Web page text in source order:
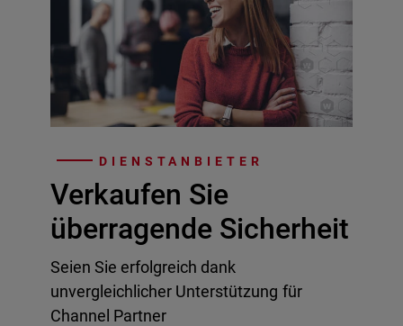
DIENSTANBIETER
Verkaufen Sie
überragende Sicherheit
Seien Sie erfolgreich dank
unvergleichlicher Unterstützung für
Channel Partner